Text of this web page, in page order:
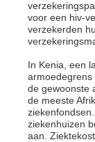
voor een hiv-
verzekerden
In Kenia, een
armoedegrens
de gewoonste
de meeste
ziekenhuizen
aan.